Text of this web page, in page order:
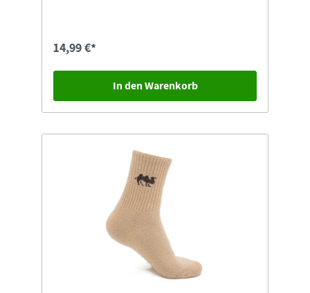
sehr gut vertragen.Größe: 15-19
14,99 €*
In den Warenkorb